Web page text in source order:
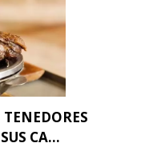
CA...